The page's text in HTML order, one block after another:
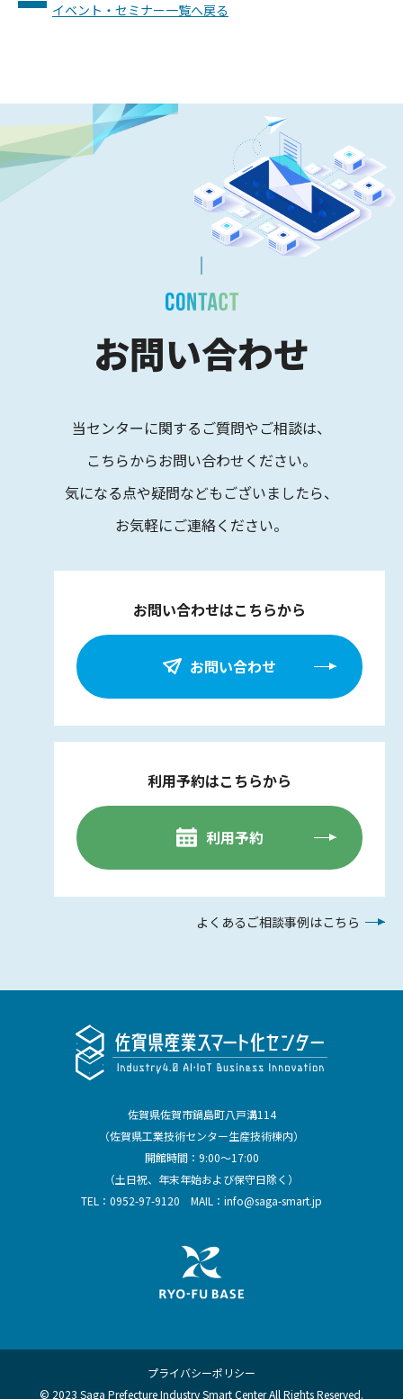
イベント・セミナー一覧へ戻る
お問い合わせ
当センターに関するご質問やご相談は、
こちらからお問い合わせください。
気になる点や疑問などもございましたら、
お気軽にご連絡ください。
お問い合わせはこちらから
お問い合わせ
利用予約はこちらから
利用予約
よくあるご相談事例はこちら
佐賀県佐賀市鍋島町八戸溝114
（佐賀県工業技術センター生産技術棟内）
開館時間：9:00～17:00
（土日祝、年末年始および保守日除く）
TEL： 0952-97-9120 MAIL： info@saga-smart.jp
プライバシーポリシー
© 2023 Saga Prefecture Industry Smart Center All Rights Reserved.